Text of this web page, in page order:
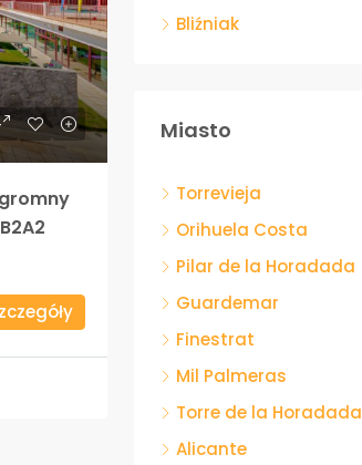
Bliźniak
Miasto
Torrevieja
Orihuela Costa
Pilar de la Horadada
Guardemar
Finestrat
Mil Palmeras
Torre de la Horadada
Alicante